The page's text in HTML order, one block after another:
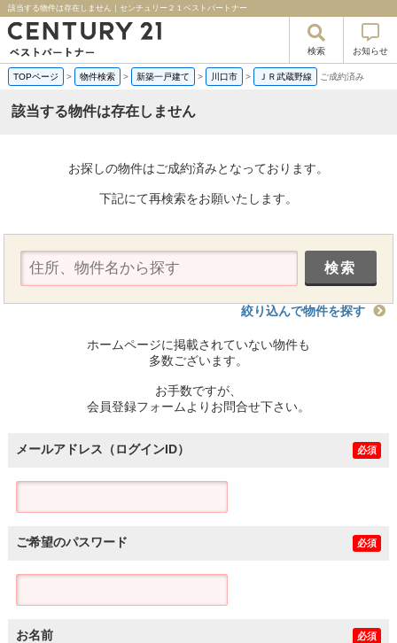
該当する物件は存在しません｜センチュリー２１ベストパートナー
検索 お知らせ
TOPページ > 物件検索 > 新築一戸建て > 川口市 > ＪＲ武蔵野線 ご成約済み
該当する物件は存在しません
お探しの物件はご成約済みとなっております。
下記にて再検索をお願いたします。
絞り込んで物件を探す
ホームページに掲載されていない物件も
多数ございます。
お手数ですが、
会員登録フォームよりお問合せ下さい。
メールアドレス（ログインID） 必須
ご希望のパスワード 必須
お名前 必須